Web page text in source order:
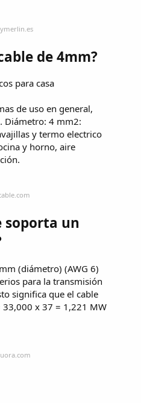
de 4mm?
para casa
de uso en general,
Diámetro: 4 mm2:
y termo electrico
y horno, aire
soporta un
(diámetro) (AWG 6)
para la transmisión
significa que el cable
33,000 x 37 = 1,221 MW